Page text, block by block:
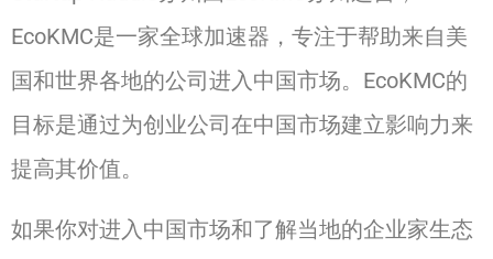
EcoKMC是一家全球加速器，专注于帮助来自美
国和世界各地的公司进入中国市场。EcoKMC的
目标是通过为创业公司在中国市场建立影响力来
提高其价值。
如果你对进入中国市场和了解当地的企业家生态